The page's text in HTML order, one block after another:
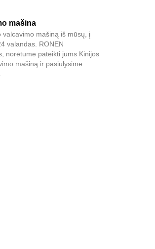
mašina
mašiną iš mūsų, į
valandas. RONEN
norėtume pateikti jums Kinijos
mašiną ir pasiūlysime